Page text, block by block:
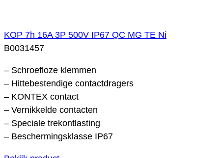
KOP 7h 16A 3P 500V IP67 QC MG TE Ni
B0031457
– Schroefloze klemmen
– Hittebestendige contactdragers
– KONTEX contact
– Vernikkelde contacten
– Speciale trekontlasting
– Beschermingsklasse IP67